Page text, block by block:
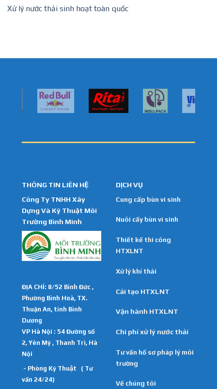
Xử lý nước thải sinh hoạt toàn quốc
THÔNG TIN LIÊN HỆ
Công Ty TNHH Xây
Dựng Và Kỹ Thuật Môi
Trường Bình Minh
ĐỊA CHỈ: 8/52 Bình Đức ,
Phường Bình Hoà, TX.
Thuận An, tỉnh Bình
Dương
VP Hà Nội : 54 Đường số
2, Yên Mỹ , Thanh Trì, Hà
Nội
- Phòng Kỹ Thuật ( Tư
vấn 24/24)
DỊCH VỤ
Cung cấp bùn vi sinh
Nuôi cấy bùn vi sinh
Thiết kế thi công
HTXLNT
Xử lý khí thải
Cải tạo HTXLNT
Vận hành HTXLNT
Chi phí xử lý nước thải
Tư vấn hồ sơ pháp lý môi
trường
Về chúng tôi